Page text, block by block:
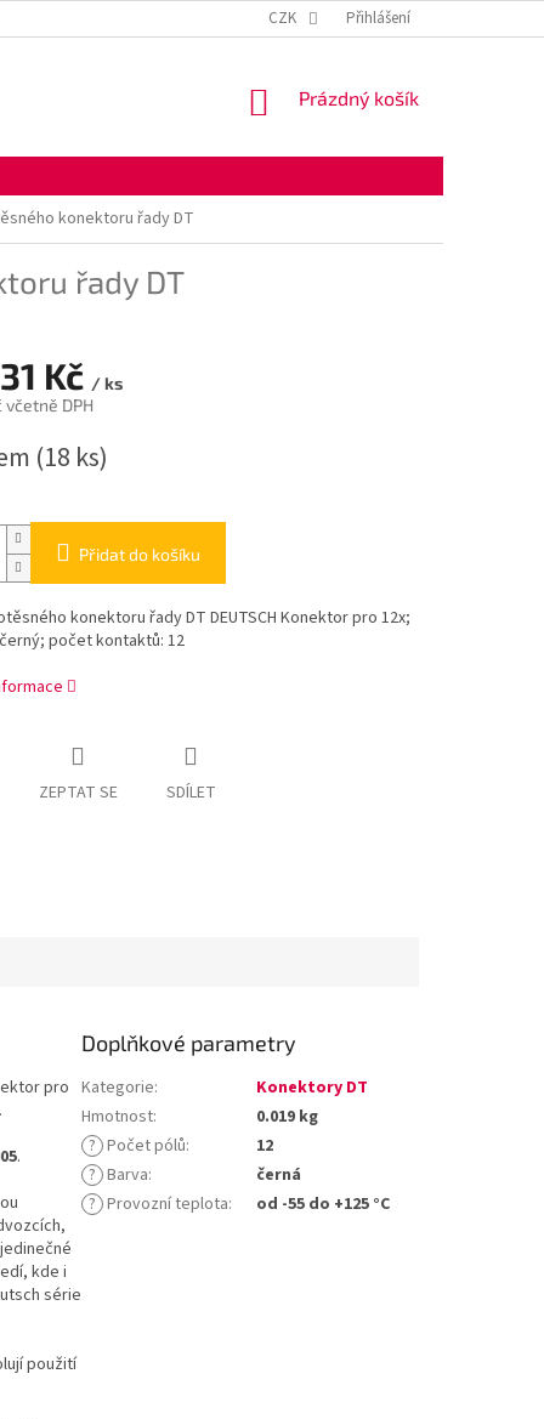
OBCHODNÍ PODMÍNKY
CZK Přihlášení
NÁKUPNÍ
Prázdný košík
konektoru řady DT
řady DT
Kč / ks
včetně DPH
(18 ks)
Přidat do košíku
konektoru řady DT DEUTSCH Konektor pro 12x;
počet kontaktů: 12
ZEPTAT SE SDÍLET
pro
.
kde i
série
použití
Doplňkové parametry
Kategorie:
Konektory DT
Hmotnost:
0.019 kg
? Počet pólů:
12
? Barva:
černá
? Provozní teplota: od -55 do +125 °C